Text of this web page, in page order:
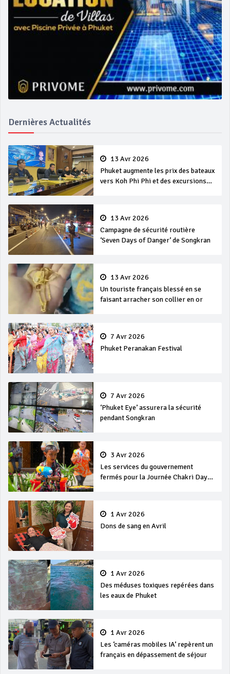
Dernières Actualités
13 Avr 2026
Phuket augmente les prix des bateaux
vers Koh Phi Phi et des excursions
13 Avr 2026
Campagne de sécurité routière
‘Seven Days of Danger’ de Songkran
13 Avr 2026
Un touriste français blessé en se
faisant arracher son collier en or
7 Avr 2026
Phuket Peranakan Festival
7 Avr 2026
‘Phuket Eye’ assurera la sécurité
pendant Songkran
3 Avr 2026
Les services du gouvernement
fermés pour la Journée Chakri Day
1 Avr 2026
Dons de sang en Avril
1 Avr 2026
Des méduses toxiques repérées dans
les eaux de Phuket
1 Avr 2026
Les ‘caméras mobiles IA’ repèrent un
français en dépassement de séjour